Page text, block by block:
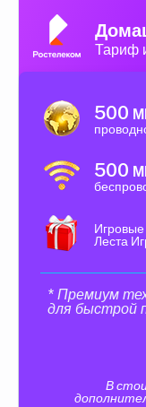
Тариф
500
500
Леста
* Премиум
для быстрой
В